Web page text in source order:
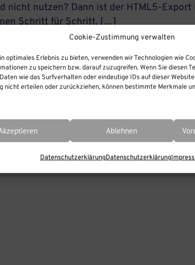
Cookie-Zustimmung verwalten
optimales Erlebnis zu bieten, verwenden wir Technologien wie
zu speichern bzw. darauf zuzugreifen. Wenn Sie diesen
wie das Surfverhalten oder eindeutige IDs auf dieser
nicht erteilen oder zurückziehen, können bestimmte Merkmale
Ablehnen
DatenschutzerklärungDatenschutzerklärung
nicht nutzen? Dann ist der HTML5-
Schritt für Schritt, […]